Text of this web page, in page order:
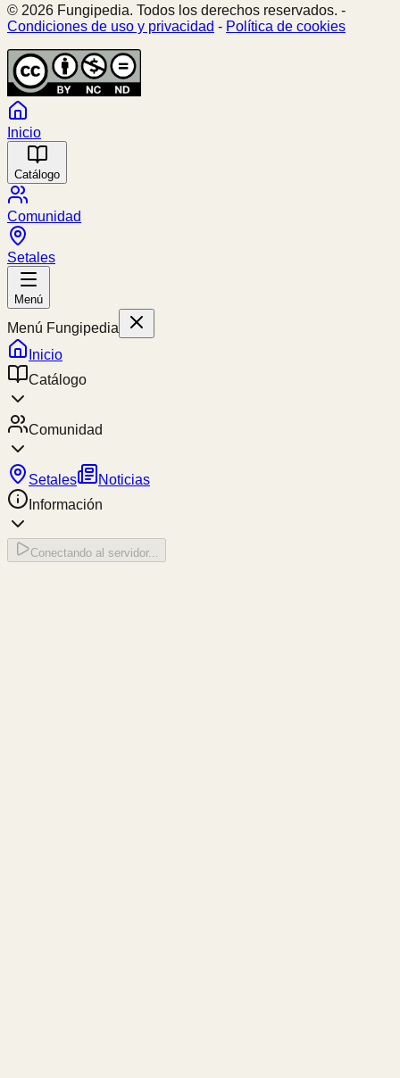
© 2026 Fungipedia. Todos los derechos reservados. -
Condiciones de uso y privacidad - Política de cookies
Inicio
Catálogo
Comunidad
Setales
Menú
Menú Fungipedia
Inicio
Catálogo
Comunidad
Setales
Noticias
Información
Conectando al servidor...